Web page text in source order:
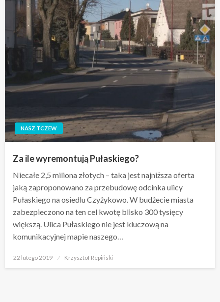
NASZ TCZEW
Za ile wyremontują Pułaskiego?
Niecałe 2,5 miliona złotych – taka jest najniższa oferta
jaką zaproponowano za przebudowę odcinka ulicy
Pułaskiego na osiedlu Czyżykowo. W budżecie miasta
zabezpieczono na ten cel kwotę blisko 300 tysięcy
większą. Ulica Pułaskiego nie jest kluczową na
komunikacyjnej mapie naszego…
Opublikowane
22 lutego 2019 Krzysztof Repiński